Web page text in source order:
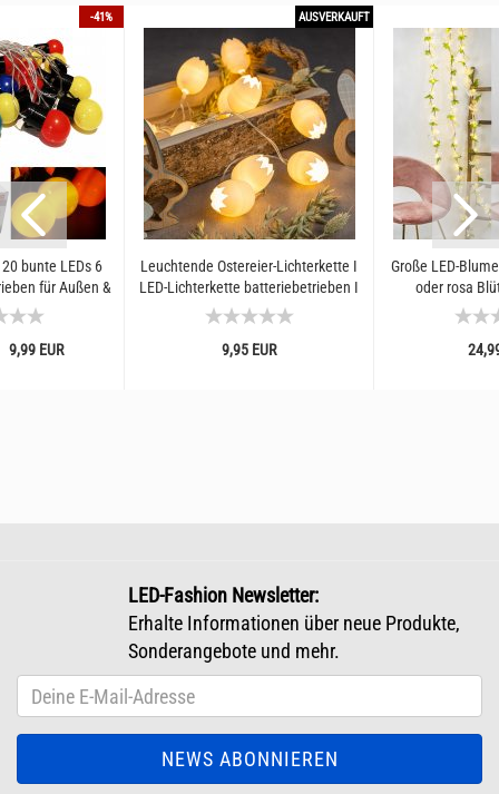
-41%
bunte LEDs 6
für Außen &
EUR
AUSVERKAUFT
Leuchtende Ostereier-Lichterkette I
LED-Lichterkette batteriebetrieben I
Ostern Osternest...
9,95 EUR
Große LED-
oder rosa
LED-Fashion Newsletter:
Erhalte Informationen über neue Produkte,
Sonderangebote und mehr.